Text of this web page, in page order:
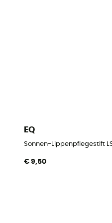
EQ
Sonnen-Lippenpflegestift
€ 9,50